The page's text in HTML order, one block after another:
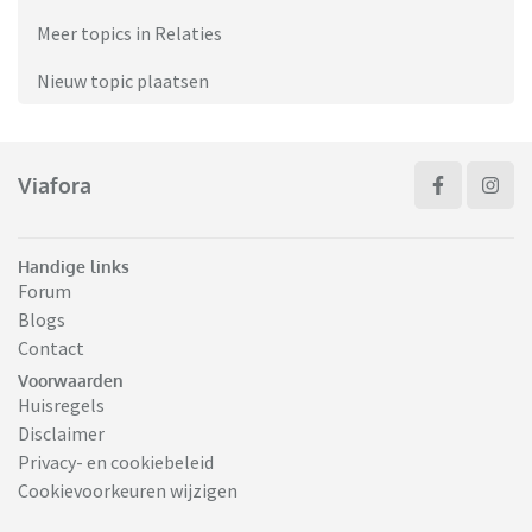
Meer topics in Relaties
Nieuw topic plaatsen
Viafora
Handige links
Forum
Blogs
Contact
Voorwaarden
Huisregels
Disclaimer
Privacy- en cookiebeleid
Cookievoorkeuren wijzigen